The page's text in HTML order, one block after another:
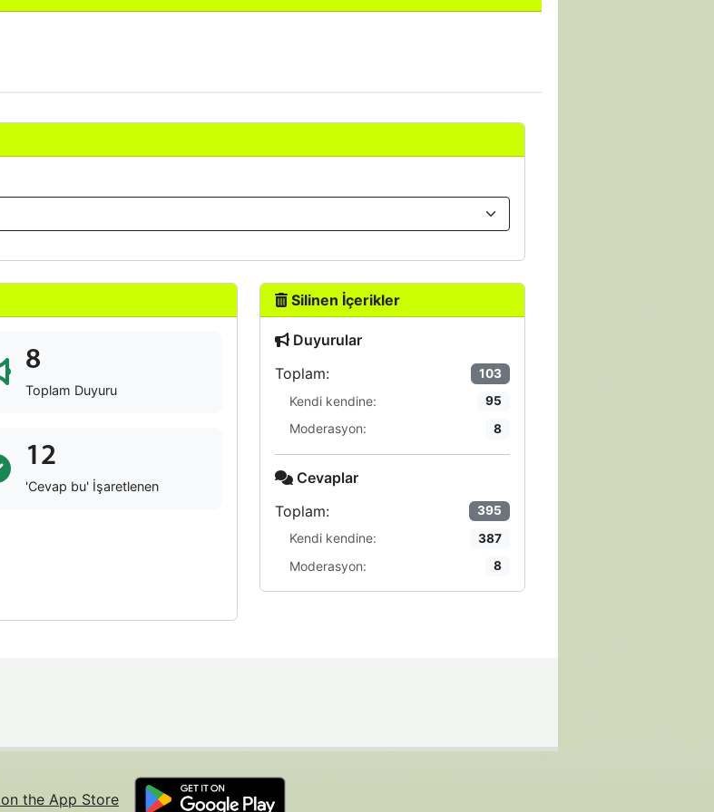
8
Toplam Duyuru
12
'Cevap bu' İşaretlenen
Silinen İçerikler
Duyurular
Toplam:
103
Kendi kendine: 95
Moderasyon: 8
Cevaplar
Toplam:
395
Kendi kendine: 387
Moderasyon: 8